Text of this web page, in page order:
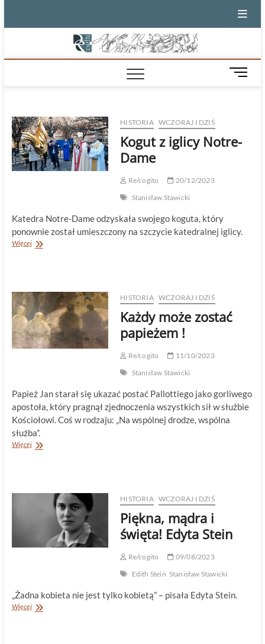
M
e
u
t
HISTORIA WCZORAJ I DZIŚ
Kogut z iglicy Notre-
Dame
Re/cogito
20/12/2023
Stanisław Stawicki
Katedra Notre-Dame odzyskała swojego koguta, który
ponownie został umieszczony na szczycie katedralnej iglicy.
WięcejKogut
HISTORIA WCZORAJ I DZIŚ
Każdy może zostać
papieżem !
Re/cogito
11/10/2023
Stanisław Stawicki
Papież Jan starał się ukazać postać Pallottiego jako gorliwego
apostoła, który pragnął zjednoczenia wszystkich sił w służbie
Kościołowi. Coś w rodzaju: „Na wspólnej drodze, wspólna
służba”.
WięcejKażdy
HISTORIA WCZORAJ I DZIŚ
Piękna, mądra i
święta! Edyta Stein
Re/cogito
09/08/2023
Edith Stein Stanisław Stawicki
„Żadna kobieta nie jest tylko kobietą” – pisała Edyta Stein.
WięcejPiękna,